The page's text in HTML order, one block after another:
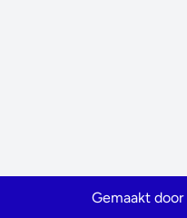
Gemaakt door